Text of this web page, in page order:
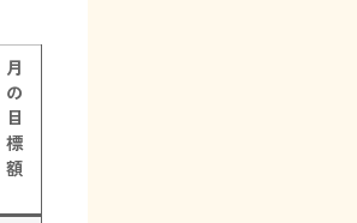
月
の
目
標
額